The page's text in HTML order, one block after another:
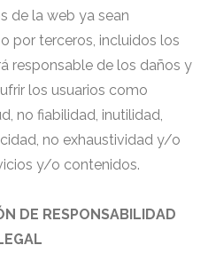
de la web ya sean
por terceros, incluidos los
responsable de los daños y
los usuarios como
no fiabilidad, inutilidad,
no exhaustividad y/o
y/o contenidos.
DE RESPONSABILIDAD